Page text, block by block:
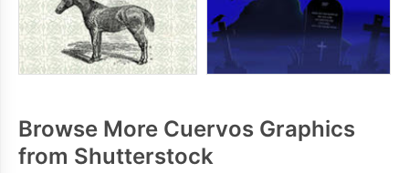
Browse More Cuervos Graphics
from Shutterstock